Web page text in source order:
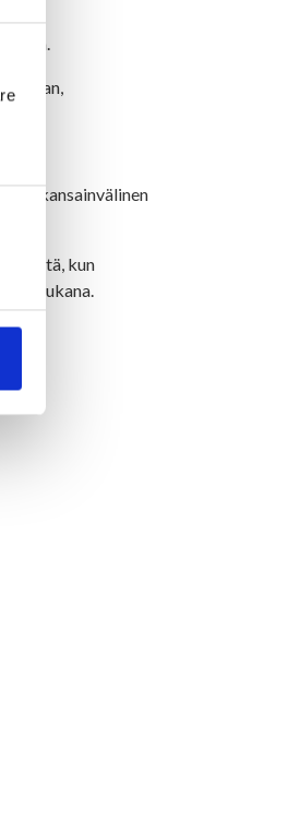
alalla.
kansainvälinen
sitä, kun
mukana.